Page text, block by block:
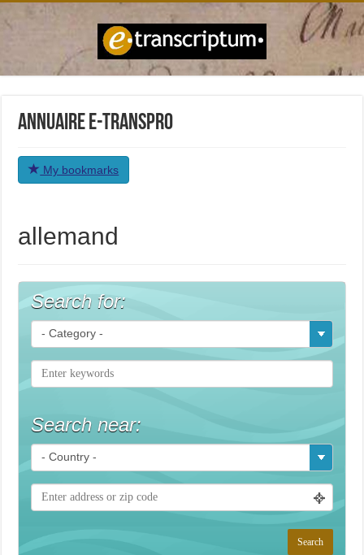
Annuaire e-transPro
My bookmarks
allemand
Search for:
Search near: